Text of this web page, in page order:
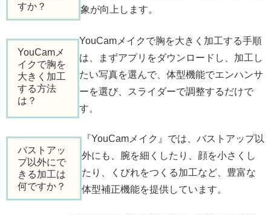
すか？
象が向上します。
YouCamメ
イクで胸を
大きく加工
する方法
は？
YouCamメイクで胸を大きく加工する手順
は、まずアプリをダウンロードし、加工し
たい写真を選んで、体型機能でエンハンサ
ーを選び、スライダーで調整するだけで
す。
バストアッ
プ以外にで
きる加工は
何ですか？
『YouCamメイク』では、バストアップ以
外にも、腕を細くしたり、顔を小さくし
たり、くびれをつくる加工など、豊富な
体型補正機能を提供しています。